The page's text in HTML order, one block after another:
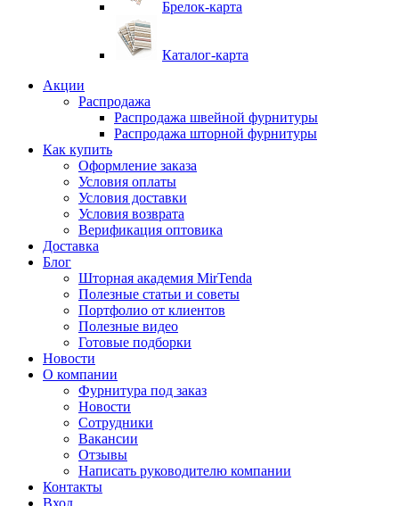
Брелок-карта
Каталог-карта
Акции
Распродажа
Распродажа швейной фурнитуры
Распродажа шторной фурнитуры
Как купить
Оформление заказа
Условия оплаты
Условия доставки
Условия возврата
Верификация оптовика
Доставка
Блог
Шторная академия MirTenda
Полезные статьи и советы
Портфолио от клиентов
Полезные видео
Готовые подборки
Новости
О компании
Фурнитура под заказ
Новости
Сотрудники
Вакансии
Отзывы
Написать руководителю компании
Контакты
Вход